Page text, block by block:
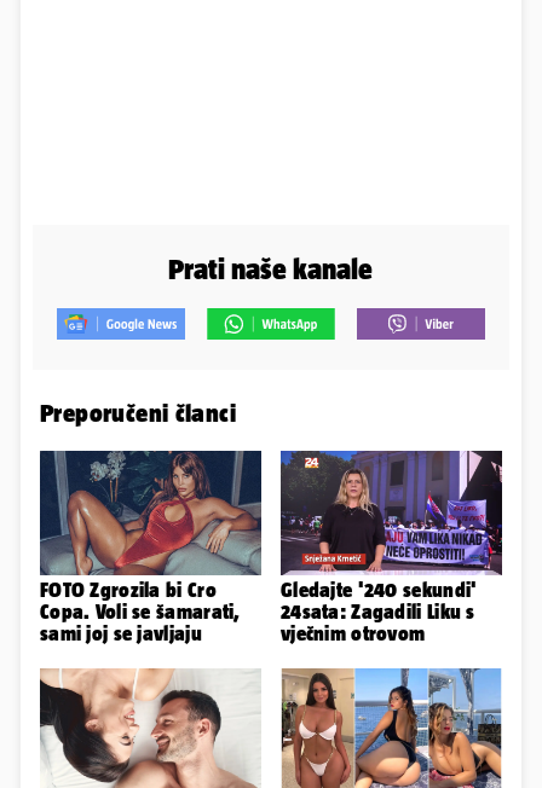
Prati naše kanale
Preporučeni članci
FOTO Zgrozila bi Cro
Copa. Voli se šamarati,
sami joj se javljaju
Gledajte '240 sekundi'
24sata: Zagadili Liku s
vječnim otrovom